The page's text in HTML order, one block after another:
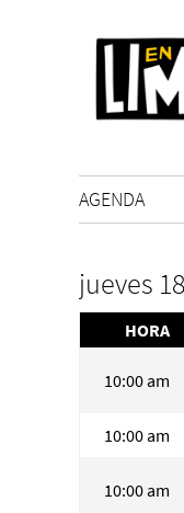
AGENDA
jueves
HORA
10:00 am
10:00 am
10:00 am